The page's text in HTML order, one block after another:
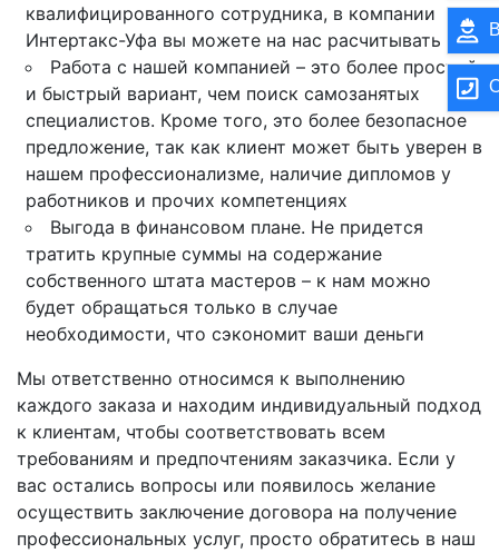
квалифицированного сотрудника, в компании
Интертакс-Уфа вы можете на нас расчитывать
Работа с нашей компанией – это более простой
и быстрый вариант, чем поиск самозанятых
специалистов. Кроме того, это более безопасное
предложение, так как клиент может быть уверен в
нашем профессионализме, наличие дипломов у
работников и прочих компетенциях
Выгода в финансовом плане. Не придется
тратить крупные суммы на содержание
собственного штата мастеров – к нам можно
будет обращаться только в случае
необходимости, что сэкономит ваши деньги
Мы ответственно относимся к выполнению
каждого заказа и находим индивидуальный подход
к клиентам, чтобы соответствовать всем
требованиям и предпочтениям заказчика. Если у
вас остались вопросы или появилось желание
осуществить заключение договора на получение
профессиональных услуг, просто обратитесь в наш